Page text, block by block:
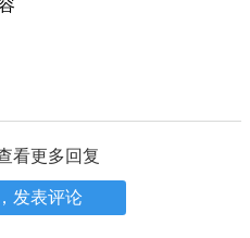
看更多回复
发表评论